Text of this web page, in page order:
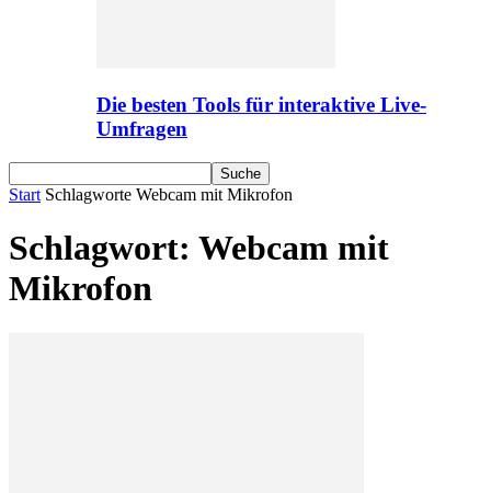
Die besten Tools für interaktive Live-
Umfragen
Start Schlagworte Webcam mit Mikrofon
Schlagwort: Webcam mit
Mikrofon